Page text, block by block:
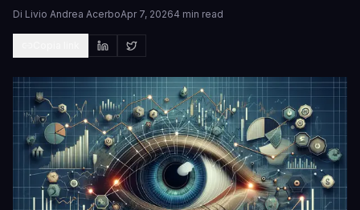
Di Livio Andrea AcerboApr 7, 20264 min read